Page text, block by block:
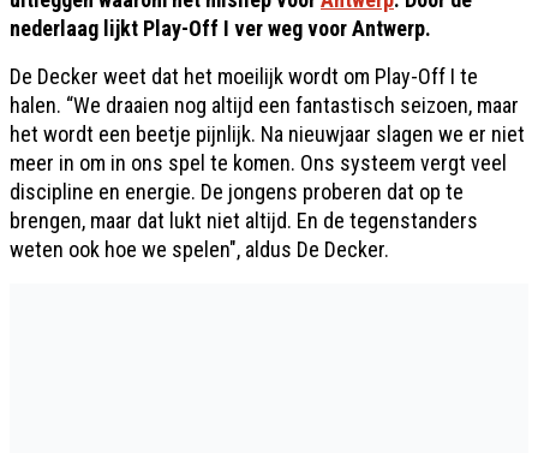
nederlaag lijkt Play-Off I ver weg voor Antwerp.
De Decker weet dat het moeilijk wordt om Play-Off I te
halen. “We draaien nog altijd een fantastisch seizoen, maar
het wordt een beetje pijnlijk. Na nieuwjaar slagen we er niet
meer in om in ons spel te komen. Ons systeem vergt veel
discipline en energie. De jongens proberen dat op te
brengen, maar dat lukt niet altijd. En de tegenstanders
weten ook hoe we spelen", aldus De Decker.